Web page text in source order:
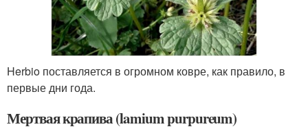
Herbio поставляется в огромном ковре, как правило, в
первые дни года.
Мертвая крапива (lamium purpureum)